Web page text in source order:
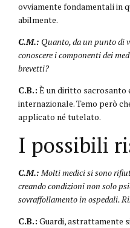
ovviamente fondamentali in
abilmente.
C.M.: Quanto, da un punto di
conoscere i componenti dei
brevetti?
C.B.: È un diritto sacrosanto
internazionale. Temo però
applicato né tutelato.
I possibili
C.M.:Molti medici si sono
creando condizioni non solo
sovraffollamento in ospedali.
C.B.: Guardi, astrattamente